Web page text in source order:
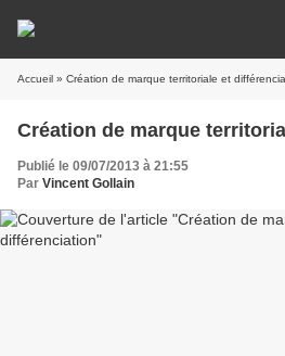
Accueil » Création de marque territoriale et
Création de marque
Publié le 09/07/2013 à 21:55
Par Vincent Gollain